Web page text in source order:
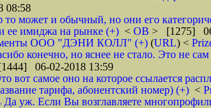
08:58
то может и обычный, но они его
ее имиджа на рынке (+) < ОВ > [1275]
ООО "ДЭНИ КОЛЛ" (+) (URL) <
конечно, но яснее не стало. Это не
06-02-2018 13:59
вот самое оно на которое ссылается
тарифа, абонентский номер) (+) <
Да уж. Если Вы возглавляете